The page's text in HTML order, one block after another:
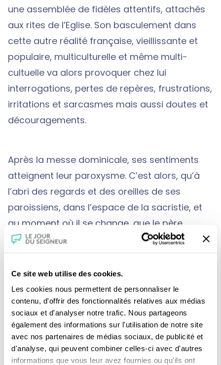
Ce site web utilise des cookies.
Les cookies nous permettent de personnaliser le
contenu, d'offrir des fonctionnalités relatives aux médias
sociaux et d'analyser notre trafic. Nous partageons
également des informations sur l'utilisation de notre site
avec nos partenaires de médias sociaux, de publicité et
d'analyse, qui peuvent combiner celles-ci avec d'autres
informations que vous leur avez fournies ou qu'ils ont
une assemblée de fidèles attentifs, attachés
aux rites de l’Eglise. Son basculement dans
cette autre réalité française, vieillissante et
populaire, multiculturelle et même multi-
cultuelle va alors provoquer chez lui
interrogations, pertes de repères, frustrations,
irritations et sarcasmes mais aussi doutes et
découragements.
Après la messe dominicale, ses sentiments
atteignent leur paroxysme. C’est alors, qu’à
l’abri des regards et des oreilles de ses
paroissiens, dans l’espace de la sacristie, et
au moment où il se change, que le père
Moreau laisse exploser ce qu’il ressent auprès
de son sacristain Bertrand Rousseau. Il va
alors partager sans retenue ses états d’âme
à ce laïc, père de famille du quartier, unique
membre un peu désemparé de l’équipe
paroissiale, venu également assister le
nouveau curé en préparant avant et après la
célébration tous les objets liturgiques